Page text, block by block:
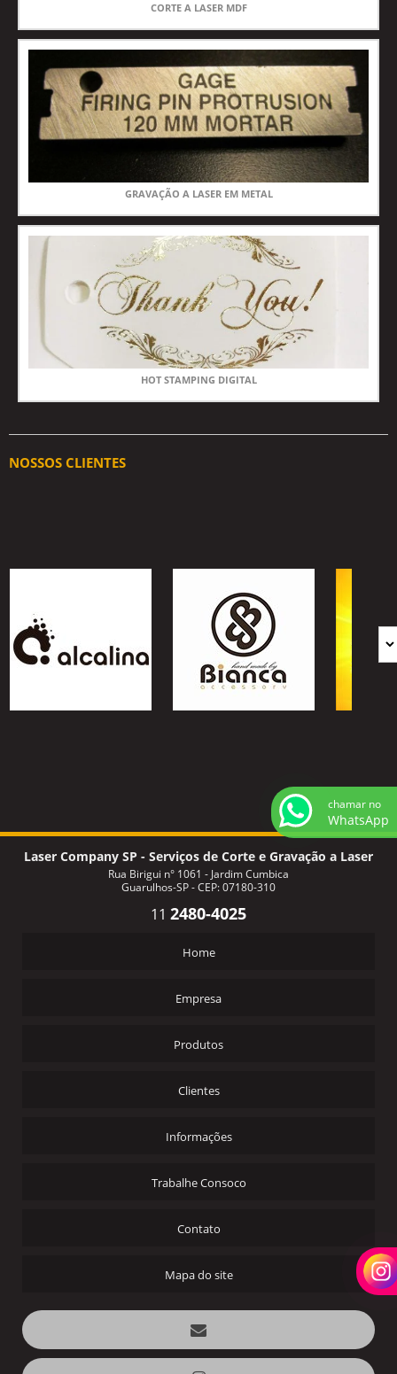
CORTE A LASER MDF
GRAVAÇÃO A LASER EM METAL
HOT STAMPING DIGITAL
NOSSOS CLIENTES
Laser Company SP - Serviços de Corte e Gravação a Laser
Rua Birigui n° 1061 - Jardim Cumbica
Guarulhos-SP - CEP: 07180-310
11 2480-4025
Home
Empresa
Produtos
Clientes
Informações
Trabalhe Consoco
Contato
Mapa do site
chamar no
WhatsApp